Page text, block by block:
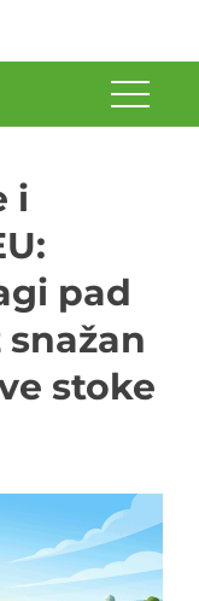
i
pad
stoke